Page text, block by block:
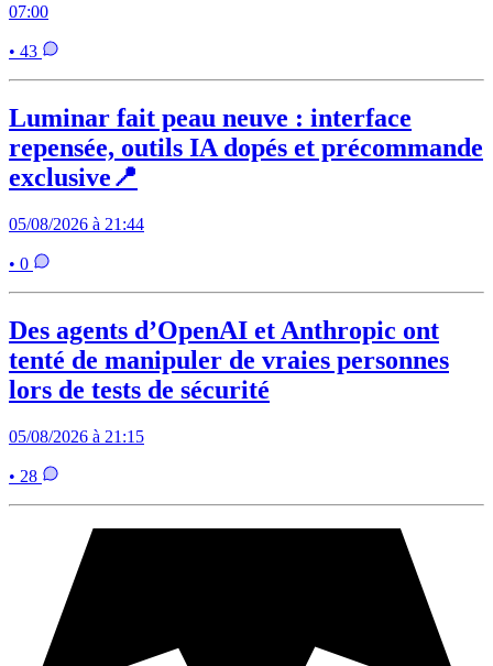
07:00
• 43
Luminar fait peau neuve : interface
repensée, outils IA dopés et précommande
exclusive📍
05/08/2026 à 21:44
• 0
Des agents d’OpenAI et Anthropic ont
tenté de manipuler de vraies personnes
lors de tests de sécurité
05/08/2026 à 21:15
• 28